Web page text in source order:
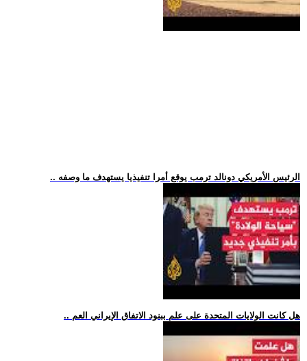
.. الرئيس الأمريكي دونالد ترمب يوقع أمرا تنفيذيا يستهدف ما وصفه
.. هل كانت الولايات المتحدة على علم ببنود الاتفاق الإيراني العم